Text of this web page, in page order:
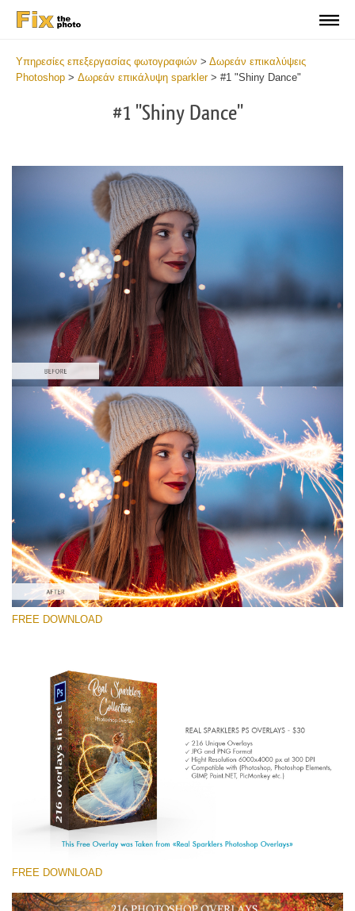
Υπηρεσίες επεξεργασίας φωτογραφιών > Δωρεάν επικαλύψεις
Photoshop > Δωρεάν επικάλυψη sparkler> #1 "Shiny Dance"
#1 "Shiny Dance"
Please select
Free Photoshop Overlay #1
Small 800*533px
Real Sparklers
(216 Overlays)
Large 6000*4000px
Entire Collection
(1783 Overlays)
Large 6000*4000px
Free download
FREE DOWNLOAD
FREE DOWNLOAD